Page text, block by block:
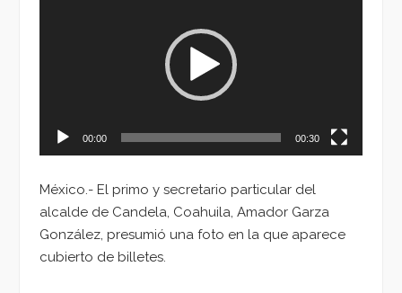
00:00 00:30
México.- El primo y secretario particular del
alcalde de Candela, Coahuila, Amador Garza
González, presumió una foto en la que aparece
cubierto de billetes.